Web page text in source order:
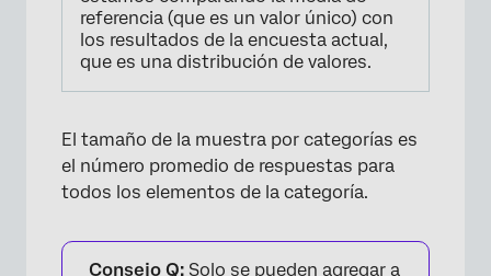
referencia (que es un valor único) con
los resultados de la encuesta actual,
que es una distribución de valores.
El tamaño de la muestra por categorías es
el número promedio de respuestas para
todos los elementos de la categoría.
Consejo Q: Solo se pueden agregar a